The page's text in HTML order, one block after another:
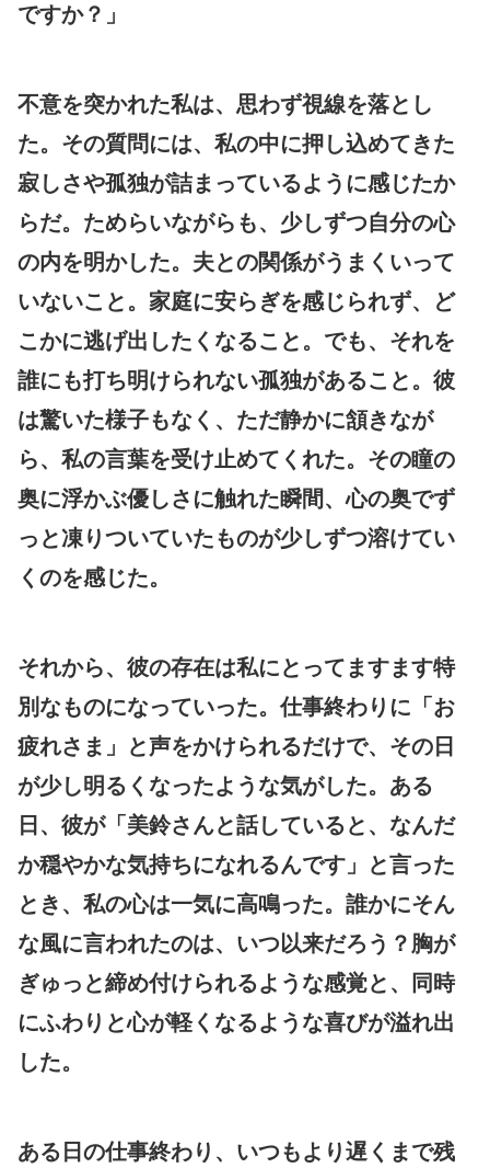
ですか？」
不意を突かれた私は、思わず視線を落とし
た。その質問には、私の中に押し込めてきた
寂しさや孤独が詰まっているように感じたか
らだ。ためらいながらも、少しずつ自分の心
の内を明かした。夫との関係がうまくいって
いないこと。家庭に安らぎを感じられず、ど
こかに逃げ出したくなること。でも、それを
誰にも打ち明けられない孤独があること。彼
は驚いた様子もなく、ただ静かに頷きなが
ら、私の言葉を受け止めてくれた。その瞳の
奥に浮かぶ優しさに触れた瞬間、心の奥でず
っと凍りついていたものが少しずつ溶けてい
くのを感じた。
それから、彼の存在は私にとってますます特
別なものになっていった。仕事終わりに「お
疲れさま」と声をかけられるだけで、その日
が少し明るくなったような気がした。ある
日、彼が「美鈴さんと話していると、なんだ
か穏やかな気持ちになれるんです」と言った
とき、私の心は一気に高鳴った。誰かにそん
な風に言われたのは、いつ以来だろう？胸が
ぎゅっと締め付けられるような感覚と、同時
にふわりと心が軽くなるような喜びが溢れ出
した。
ある日の仕事終わり、いつもより遅くまで残